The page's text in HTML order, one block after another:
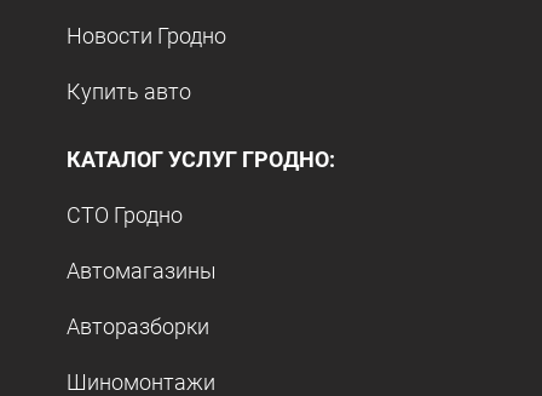
Новости Гродно
Купить авто
КАТАЛОГ УСЛУГ ГРОДНО:
СТО Гродно
Автомагазины
Авторазборки
Шиномонтажи